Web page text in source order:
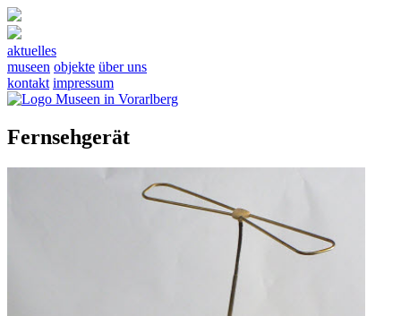
aktuelles
museen objekte über uns
kontakt impressum
Fernsehgerät